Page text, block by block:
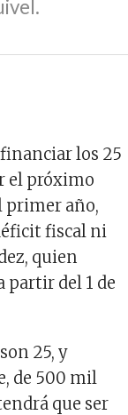
los 25
el próximo
primer año,
fiscal ni
quien
partir del 1 de
25, y
de 500 mil
que ser